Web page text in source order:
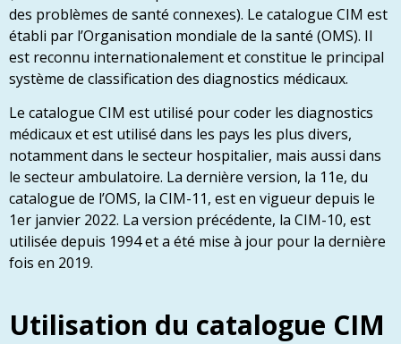
des problèmes de santé connexes). Le catalogue CIM est
établi par l’Organisation mondiale de la santé (OMS). Il
est reconnu internationalement et constitue le principal
système de classification des diagnostics médicaux.
Le catalogue CIM est utilisé pour coder les diagnostics
médicaux et est utilisé dans les pays les plus divers,
notamment dans le secteur hospitalier, mais aussi dans
le secteur ambulatoire. La dernière version, la 11e, du
catalogue de l’OMS, la CIM-11, est en vigueur depuis le
1er janvier 2022. La version précédente, la CIM-10, est
utilisée depuis 1994 et a été mise à jour pour la dernière
fois en 2019.
Utilisation du catalogue CIM